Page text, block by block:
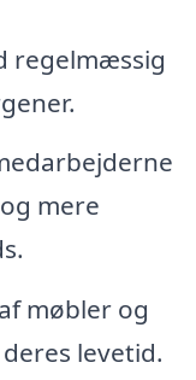
regelmæssig
mere
møbler og
levetid.